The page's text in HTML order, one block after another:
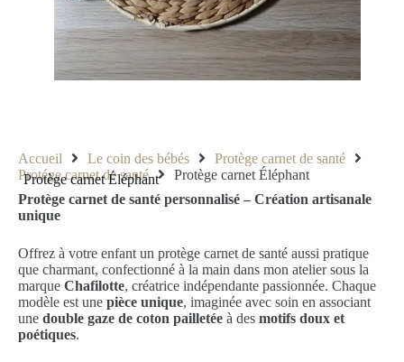
Accueil Le coin des bébés
Protège carnet de santé
Protége carnet de santé
Protège carnet Éléphant
Protège carnet Éléphant
Protège carnet de santé personnalisé – Création artisanale
unique
Offrez à votre enfant un protège carnet de santé aussi pratique
que charmant, confectionné à la main dans mon atelier sous la
marque Chafilotte, créatrice indépendante passionnée. Chaque
modèle est une pièce unique, imaginée avec soin en associant
une double gaze de coton pailletée à des motifs doux et
poétiques.